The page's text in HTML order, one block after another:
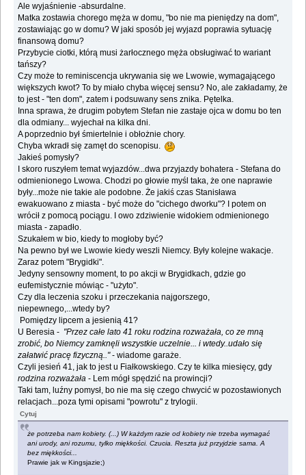
Ale wyjaśnienie -absurdalne.
Matka zostawia chorego męża w domu, "bo nie ma pieniędzy na dom",
zostawiając go w domu? W jaki sposób jej wyjazd poprawia sytuację
finansową domu?
Przybycie ciotki, którą musi żarłocznego męża obsługiwać to wariant
tańszy?
Czy może to reminiscencja ukrywania się we Lwowie, wymagającego
większych kwot? To by miało chyba więcej sensu? No, ale zakładamy, że
to jest - "ten dom", zatem i podsuwany sens znika. Pętelka.
Inna sprawa, że drugim pobytem Stefan nie zastaje ojca w domu bo ten
dla odmiany... wyjechał na kilka dni.
A poprzednio był śmiertelnie i obłożnie chory.
Chyba wkradł się zamęt do scenopisu.
Jakieś pomysły?
I skoro ruszyłem temat wyjazdów...dwa przyjazdy bohatera - Stefana do
odmienionego Lwowa. Chodzi po głowie myśl taka, że one naprawie
były...może nie takie ale podobne. Że jakiś czas Stanisława
ewakuowano z miasta - być może do "cichego dworku"? I potem on
wrócił z pomocą pociągu. I owo zdziwienie widokiem odmienionego
miasta - zapadło.
Szukałem w bio, kiedy to mogłoby być?
Na pewno był we Lwowie kiedy weszli Niemcy. Były kolejne wakacje.
Zaraz potem "Brygidki".
Jedyny sensowny moment, to po akcji w Brygidkach, gdzie go
eufemistycznie mówiąc - "użyto".
Czy dla leczenia szoku i przeczekania najgorszego,
niepewnego,...wtedy by?
Pomiędzy lipcem a jesienią 41?
U Beresia - "Przez całe lato 41 roku rodzina rozważała, co ze mną
zrobić, bo Niemcy zamknęli wszystkie uczelnie... i wtedy..udało się
załatwić pracę fizyczną.."- wiadome garaże.
Czyli jesień 41, jak to jest u Fiałkowskiego. Czy te kilka miesięcy, gdy
rodzina rozważała - Lem mógł spędzić na prowincji?
Taki tam, luźny pomysł, bo nie ma się czego chwycić w pozostawionych
relacjach...poza tymi opisami "powrotu" z trylogii.
Cytuj
że potrzeba nam kobiety. (...) W każdym razie od kobiety nie trzeba wymagać
ani urody, ani rozumu, tylko miękkości. Czucia. Reszta już przyjdzie sama. A
bez miękkości...
Prawie jak w Kingsjazie;)